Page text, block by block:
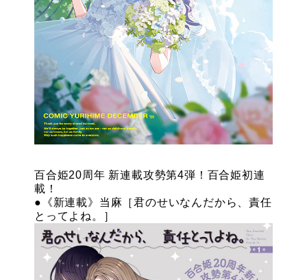
百合姫20周年 新連載攻勢第4弾！百合姫初連
載！
●《新連載》当麻［君のせいなんだから、責任
とってよね。］